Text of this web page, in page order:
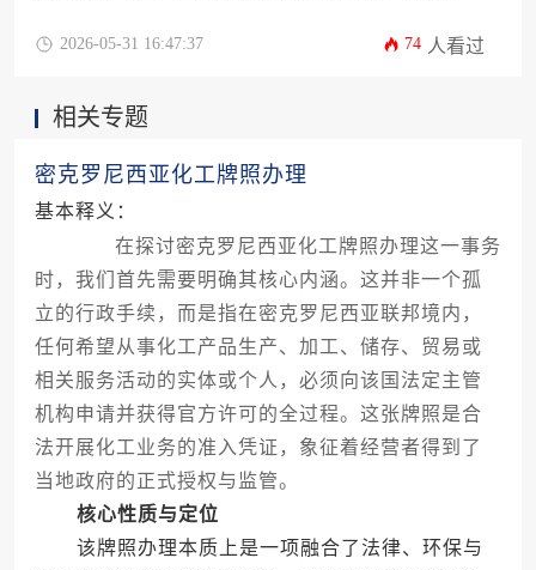
的产品技术档案、合格的品质控制体系，以及通过
程序。
2026-05-31 16:47:37 74 人看过
相关专题
密克罗尼西亚化工牌照办理
基本释义：
在探讨密克罗尼西亚化工牌照办理这一事务
时，我们首先需要明确其核心内涵。这并非一个孤
立的行政手续，而是指在密克罗尼西亚联邦境内，
任何希望从事化工产品生产、加工、储存、贸易或
相关服务活动的实体或个人，必须向该国法定主管
机构申请并获得官方许可的全过程。这张牌照是合
法开展化工业务的准入凭证，象征着经营者得到了
当地政府的正式授权与监管。
核心性质与定位
该牌照办理本质上是一项融合了法律、环保与